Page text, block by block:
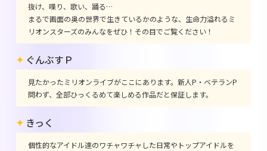
抜け、喋り、歌い、踊る…
まるで画面の奥の世界で生きているかのような、生命力溢れるミ
リオンスターズのみんなをぜひ！その目でご覧ください！
ぐんぶすＰ
見たかったミリオンライブがここにあります。新人P・ベテランP
問わず、全部ひっくるめて楽しめる作品だと保証します。
きっく
個性的なアイドル達のワチャワチャした日常やトップアイドルを